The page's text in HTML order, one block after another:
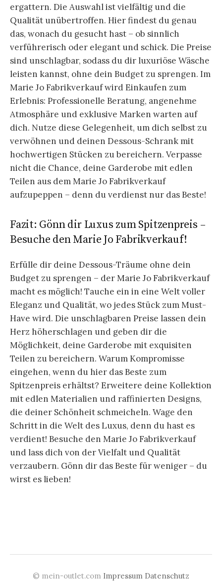
ergattern. Die Auswahl ist vielfältig und die
Qualität unübertroffen. Hier findest du genau
das, wonach du gesucht hast – ob sinnlich
verführerisch oder elegant und schick. Die Preise
sind unschlagbar, sodass du dir luxuriöse Wäsche
leisten kannst, ohne dein Budget zu sprengen. Im
Marie Jo Fabrikverkauf wird Einkaufen zum
Erlebnis: Professionelle Beratung, angenehme
Atmosphäre und exklusive Marken warten auf
dich. Nutze diese Gelegenheit, um dich selbst zu
verwöhnen und deinen Dessous-Schrank mit
hochwertigen Stücken zu bereichern. Verpasse
nicht die Chance, deine Garderobe mit edlen
Teilen aus dem Marie Jo Fabrikverkauf
aufzupeppen – denn du verdienst nur das Beste!
Fazit: Gönn dir Luxus zum Spitzenpreis –
Besuche den Marie Jo Fabrikverkauf!
Erfülle dir deine Dessous-Träume ohne dein
Budget zu sprengen – der Marie Jo Fabrikverkauf
macht es möglich! Tauche ein in eine Welt voller
Eleganz und Qualität, wo jedes Stück zum Must-
Have wird. Die unschlagbaren Preise lassen dein
Herz höherschlagen und geben dir die
Möglichkeit, deine Garderobe mit exquisiten
Teilen zu bereichern. Warum Kompromisse
eingehen, wenn du hier das Beste zum
Spitzenpreis erhältst? Erweitere deine Kollektion
mit edlen Materialien und raffinierten Designs,
die deiner Schönheit schmeicheln. Wage den
Schritt in die Welt des Luxus, denn du hast es
verdient! Besuche den Marie Jo Fabrikverkauf
und lass dich von der Vielfalt und Qualität
verzaubern. Gönn dir das Beste für weniger – du
wirst es lieben!
© mein-outlet.com Impressum Datenschutz